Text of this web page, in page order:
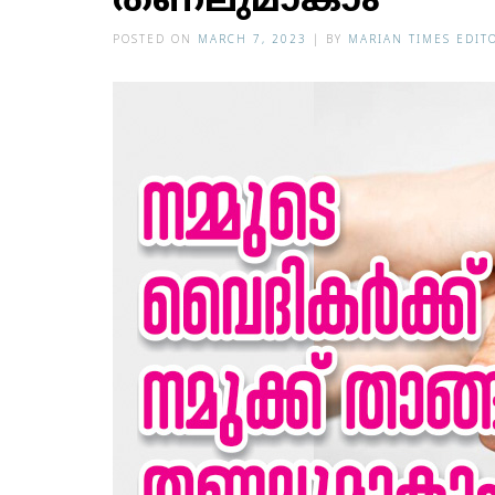
POSTED ON MARCH 7, 2023 BY MARIAN TIMES